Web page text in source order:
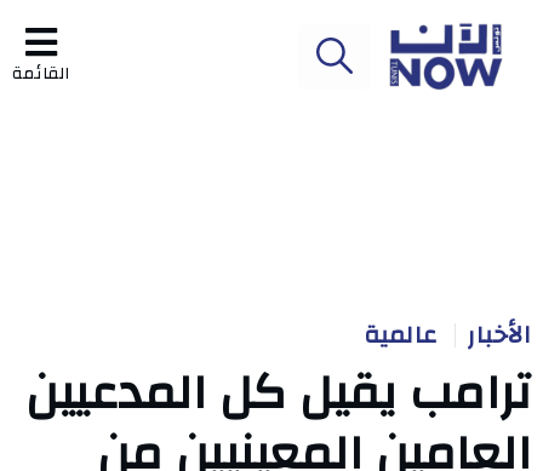
القائمة
الأخبار عالمية
ترامب يقيل كل المدعيين